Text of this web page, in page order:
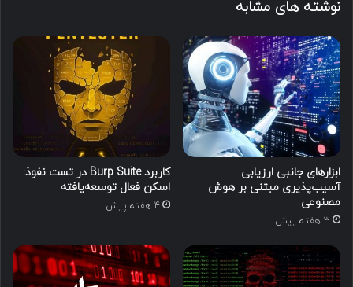
نوشته های مشابه
ابزارهای جانبی ارزیابی
آسیب‌پذیری مبتنی بر هوش
مصنوعی
3 هفته پیش
کاربرد Burp Suite در تست نفوذ:
اسکن فعال توسعه‌یافته
4 هفته پیش